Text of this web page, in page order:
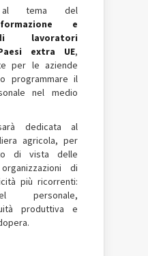
al tema del
e
lavoratori
extra UE,
per le aziende
programmare il
nel medio
dedicata al
agricola, per
di vista delle
di
più ricorrenti:
personale,
produttiva e